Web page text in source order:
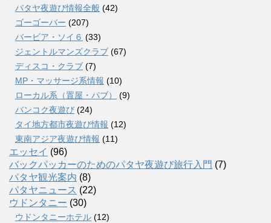
パタヤ夜遊び情報全般 (42)
ゴーゴーバー (207)
バービア・ソイ６ (33)
ジェントルマンズクラブ (67)
ディスコ・クラブ (7)
MP・マッサージ系情報 (10)
ローカル系（置屋・パブ）
(9)
バンコク夜遊び (24)
タイ地方都市夜遊び情報 (12)
東南アジア夜遊び情報 (11)
エッセイ (96)
バックパッカーのためのパタヤ夜遊び旅行入門 (7)
パタヤ観光案内 (8)
パタヤニュース (22)
ウドンタニー (30)
ウドンタニーホテル (12)